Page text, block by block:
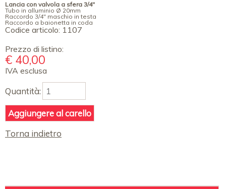
Lancia con valvola a sfera 3/4"
Tubo in alluminio Ø 20mm
Raccordo 3/4" maschio in testa
Raccordo a baionetta in coda
Codice articolo: 1107
Prezzo di listino:
€ 40,00
IVA esclusa
Quantità:
Torna indietro